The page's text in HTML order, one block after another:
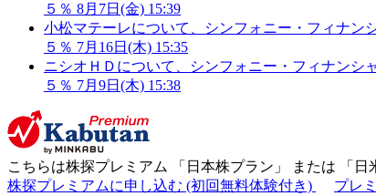
５％ 8月7日(金) 15:39
小松マテーレについて、シンフォニー・フィナン
５％ 7月16日(木) 15:35
ニシオＨＤについて、シンフォニー・フィナンシ
５％ 7月9日(木) 15:38
こちらは株探プレミアム 「 日本株プラン 」 または 「 日
株探プレミアムに申し込む (初回無料体験付き)
プレ